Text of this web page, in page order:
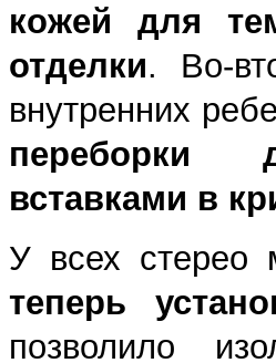
кожей для
отделки. Во-
внутренних
переборки
вставками в
У всех стерео
теперь
позволило